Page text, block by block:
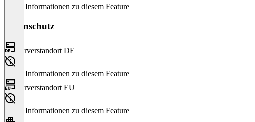
Keine Informationen zu diesem Feature
Datenschutz
Serverstandort DE
Keine Informationen zu diesem Feature
Serverstandort EU
Keine Informationen zu diesem Feature